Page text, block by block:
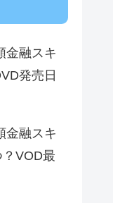
金融スキ
発売日
金融スキ
VOD最